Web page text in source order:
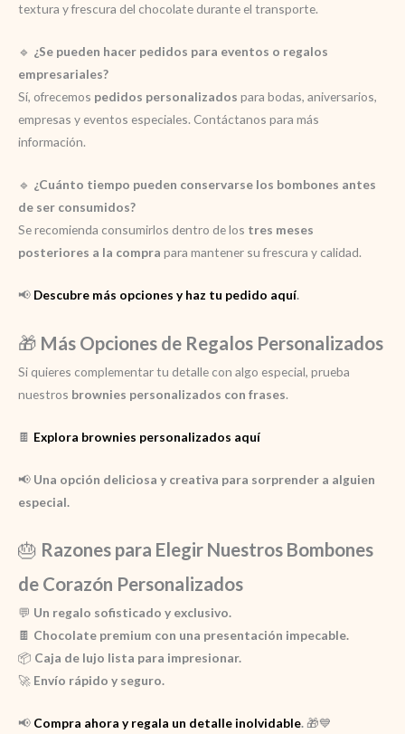
textura y frescura del chocolate durante el transporte.
🔹 ¿Se pueden hacer pedidos para eventos o regalos
empresariales?
Sí, ofrecemos pedidos personalizados para bodas, aniversarios,
empresas y eventos especiales. Contáctanos para más
información.
🔹 ¿Cuánto tiempo pueden conservarse los bombones antes
de ser consumidos?
Se recomienda consumirlos dentro de los tres meses
posteriores a la compra para mantener su frescura y calidad.
📢 Descubre más opciones y haz tu pedido aquí.
🎁 Más Opciones de Regalos Personalizados
Si quieres complementar tu detalle con algo especial, prueba
nuestros brownies personalizados con frases.
🍫 Explora brownies personalizados aquí
📢 Una opción deliciosa y creativa para sorprender a alguien
especial.
🎂 Razones para Elegir Nuestros Bombones
de Corazón Personalizados
💬 Un regalo sofisticado y exclusivo.
🍫 Chocolate premium con una presentación impecable.
📦 Caja de lujo lista para impresionar.
🚀 Envío rápido y seguro.
📢 Compra ahora y regala un detalle inolvidable. 🎁💙